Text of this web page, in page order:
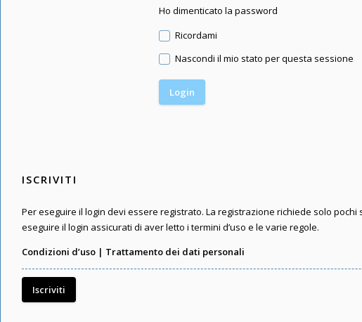
Ho dimenticato la password
Ricordami
Nascondi il mio stato per questa sessione
ISCRIVITI
Per eseguire il login devi essere registrato. La registrazione richiede solo
eseguire il login assicurati di aver letto i termini d’uso e le varie regole.
Condizioni d’uso | Trattamento dei dati personali
Iscriviti